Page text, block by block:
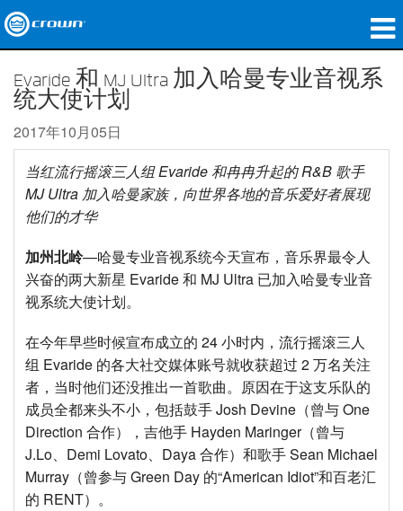
应用领域
网络音频传输
哪里购买
案例研究
关于我们
培训
支持
语言/地区
Evaride 和 MJ Ultra 加入哈曼专业音视系
统大使计划
2017年10月05日
当红流行摇滚三人组Evaride和冉冉升起的R&B 歌手
MJ Ultra 加入哈曼家族，向世界各地的音乐爱好者展现
他们的才华
加州北岭—哈曼专业音视系统今天宣布，音乐界最令人
兴奋的两大新星 Evaride 和 MJ Ultra 已加入哈曼专业音
视系统大使计划。
在今年早些时候宣布成立的 24 小时内，流行摇滚三人
组 Evaride 的各大社交媒体账号就收获超过 2 万名关注
者，当时他们还没推出一首歌曲。原因在于这支乐队的
成员全都来头不小，包括鼓手 Josh Devine（曾与 One
Direction 合作），吉他手 Hayden Maringer（曾与
J.Lo、Demi Lovato、Daya 合作）和歌手 Sean Michael
Murray（曾参与 Green Day 的“American Idiot”和百老汇
的 RENT）。